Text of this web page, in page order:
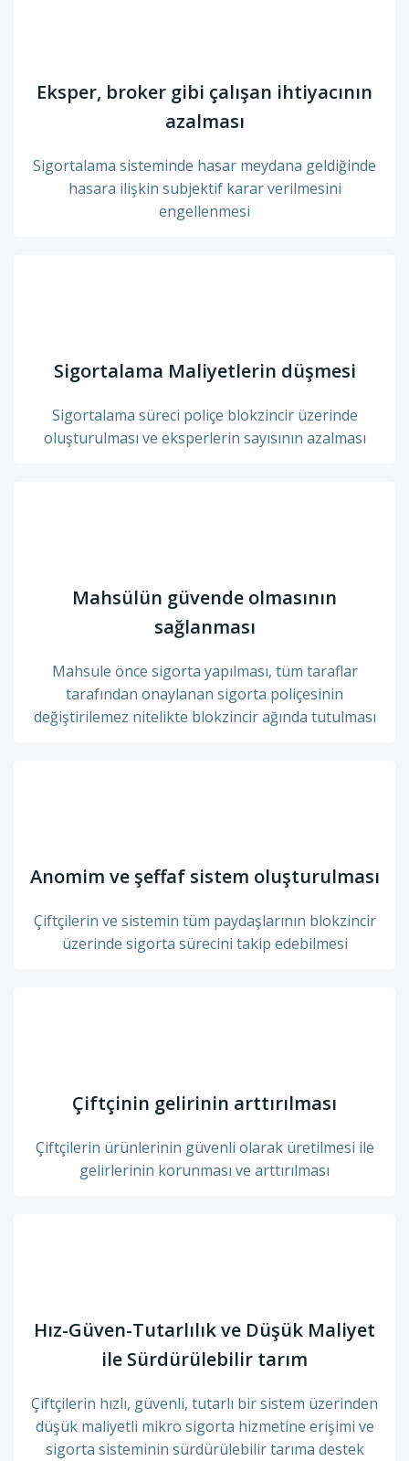
Eksper, broker gibi çalışan ihtiyacının
azalması
Sigortalama sisteminde hasar meydana geldiğinde
hasara ilişkin subjektif karar verilmesini
engellenmesi
Sigortalama Maliyetlerin düşmesi
Sigortalama süreci poliçe blokzincir üzerinde
oluşturulması ve eksperlerin sayısının azalması
Mahsülün güvende olmasının
sağlanması
Mahsule önce sigorta yapılması, tüm taraflar
tarafından onaylanan sigorta poliçesinin
değiştirilemez nitelikte blokzincir ağında tutulması
Anomim ve şeffaf sistem oluşturulması
Çiftçilerin ve sistemin tüm paydaşlarının blokzincir
üzerinde sigorta sürecini takip edebilmesi
Çiftçinin gelirinin arttırılması
Çiftçilerin ürünlerinin güvenli olarak üretilmesi ile
gelirlerinin korunması ve arttırılması
Hız-Güven-Tutarlılık ve Düşük Maliyet
ile Sürdürülebilir tarım
Çiftçilerin hızlı, güvenli, tutarlı bir sistem üzerinden
düşük maliyetli mikro sigorta hizmetine erişimi ve
sigorta sisteminin sürdürülebilir tarıma destek